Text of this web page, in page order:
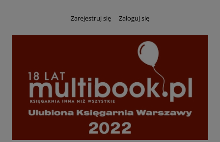
Zarejestruj się Zaloguj się